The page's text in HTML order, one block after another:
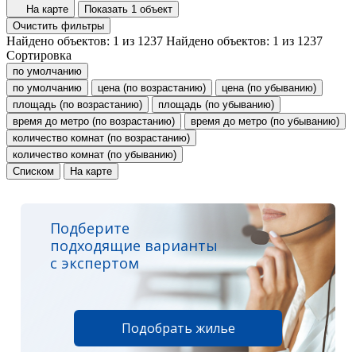
На карте
Показать 1 объект
Очистить фильтры
Найдено объектов: 1 из 1237 Найдено объектов: 1 из 1237
Сортировка
по умолчанию
по умолчанию
цена (по возрастанию)
цена (по убыванию)
площадь (по возрастанию)
площадь (по убыванию)
время до метро (по возрастанию)
время до метро (по убыванию)
количество комнат (по возрастанию)
количество комнат (по убыванию)
Списком
На карте
Подберите
подходящие варианты
с экспертом
Подобрать жилье